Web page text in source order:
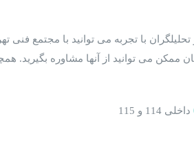
با تجربه می ‌توانید با مجتمع
ممکن می توانید از آنها مشاوره بگیرید.
داخلی 114 و 115